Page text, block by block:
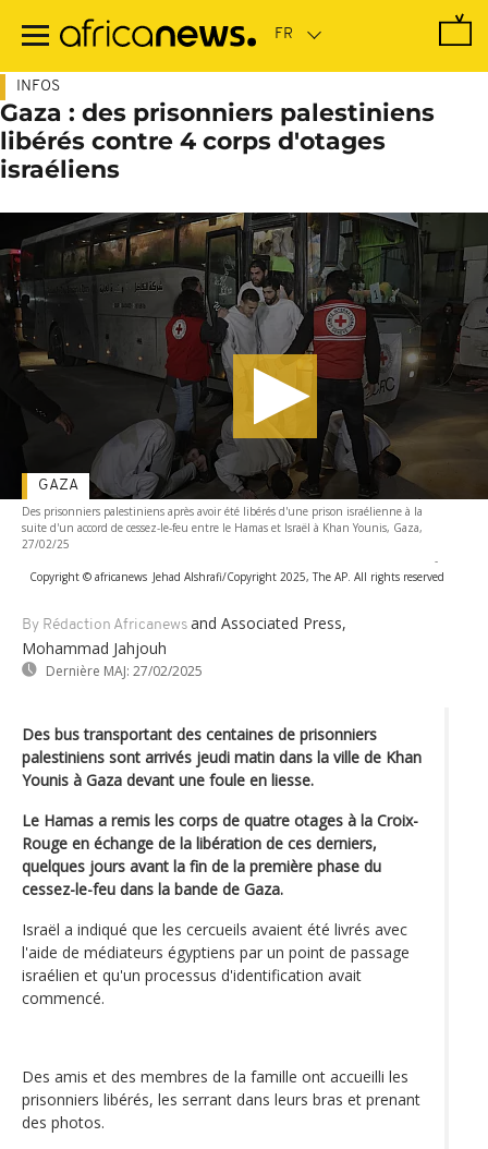
contenu
INFOS
Gaza : des prisonniers palestiniens
libérés contre 4 corps d'otages
israéliens
Des prisonniers palestiniens après avoir été libérés d'une prison israélienne à la
suite d'un accord de cessez-le-feu entre le Hamas et Israël à Khan Younis, Gaza,
27/02/25
-
Copyright © africanews Jehad Alshrafi/Copyright 2025, The AP. All rights reserved
By Rédaction Africanews and Associated Press,
Mohammad Jahjouh
Dernière MAJ: 27/02/2025
GAZA
Des bus transportant des centaines de prisonniers
palestiniens sont arrivés jeudi matin dans la ville de Khan
Younis à Gaza devant une foule en liesse.
Le Hamas a remis les corps de quatre otages à la Croix-
Rouge en échange de la libération de ces derniers,
quelques jours avant la fin de la première phase du
cessez-le-feu dans la bande de Gaza.
Israël a indiqué que les cercueils avaient été livrés avec
l'aide de médiateurs égyptiens par un point de passage
israélien et qu'un processus d'identification avait
commencé.
Des amis et des membres de la famille ont accueilli les
prisonniers libérés, les serrant dans leurs bras et prenant
des photos.